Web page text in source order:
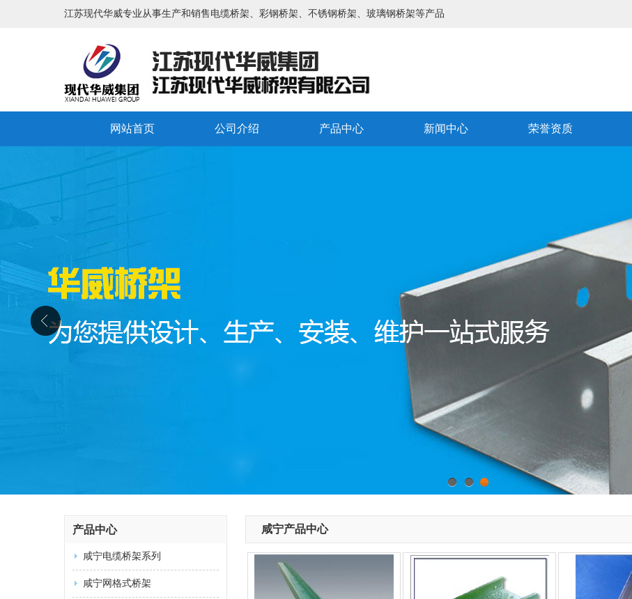
江苏现代华威专业从事生产和销售电缆桥架、彩钢桥架、不锈钢桥架、玻璃钢桥架等产品
网站首页 公司介绍 产品中心 新闻中心 荣誉资质
产品中心
咸宁电缆桥架系列
咸宁网格式桥架
咸宁产品中心